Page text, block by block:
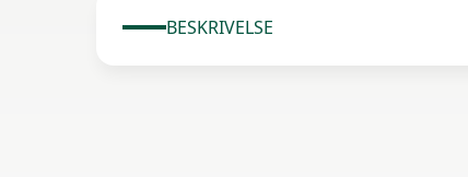
BESKRIVELSE